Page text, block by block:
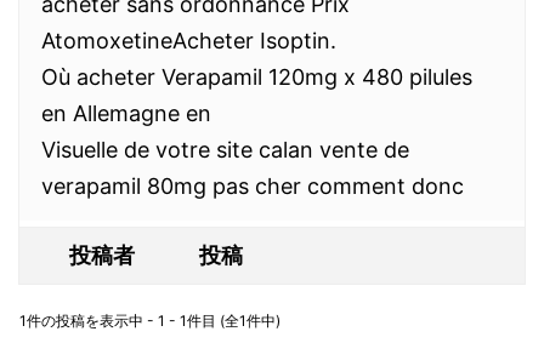
AtomoxetineAcheter Isoptin.
Où acheter Verapamil 120mg x 480 pilules
en Allemagne en
Visuelle de votre site calan vente de
verapamil 80mg pas cher comment donc
投稿者 投稿
1件の投稿を表示中 - 1 - 1件目 (全1件中)